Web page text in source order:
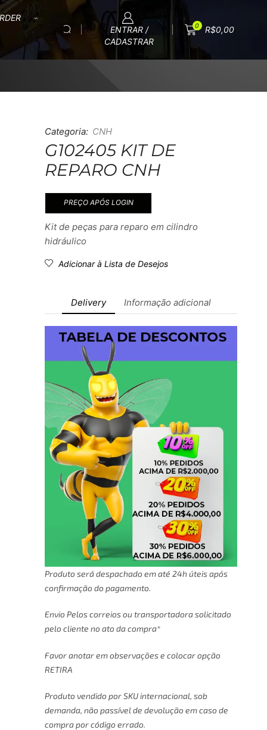
ENTRAR /
CADASTRAR
0 R$0,00
Categoria: CNH
G102405 KIT DE
REPARO CNH
PREÇO APÓS LOGIN
Kit de peças para reparo em cilindro
hidráulico
Adicionar à Lista de Desejos
Delivery Informação adicional
Produto será despachado em até 24h úteis após
confirmação do pagamento.
Envio Pelos correios ou transportadora solicitado
pelo cliente no ato da compra*
Favor anotar em observações e colocar opção
RETIRA
Produto vendido por SKU internacional, sob
demanda, não passível de devolução em caso de
compra por código errado.